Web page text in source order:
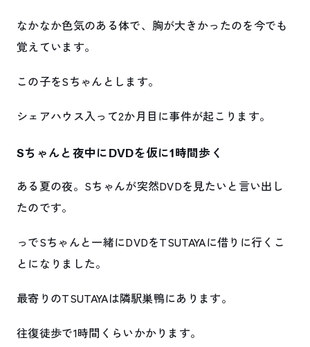
なかなか色気のある体で、胸が大きかったのを今でも
覚えています。
この子をSちゃんとします。
シェアハウス入って2か月目に事件が起こります。
Sちゃんと夜中にDVDを仮に1時間歩く
ある夏の夜。Sちゃんが突然DVDを見たいと言い出し
たのです。
っでSちゃんと一緒にDVDをTSUTAYAに借りに行くこ
とになりました。
最寄りのTSUTAYAは隣駅巣鴨にあります。
往復徒歩で1時間くらいかかります。